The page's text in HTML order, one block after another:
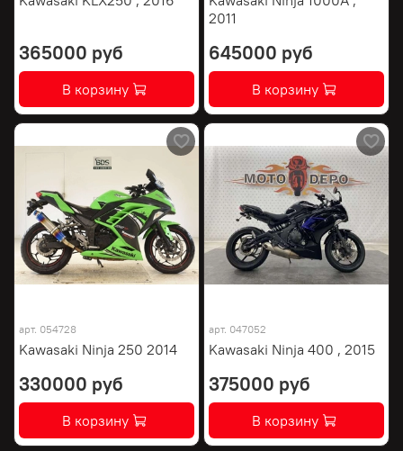
365000 руб
В корзину
2011
645000 руб
В корзину
арт. 054728
Kawasaki Ninja 250 2014
330000 руб
В корзину
арт. 047052
Kawasaki Ninja 400 , 2015
375000 руб
В корзину